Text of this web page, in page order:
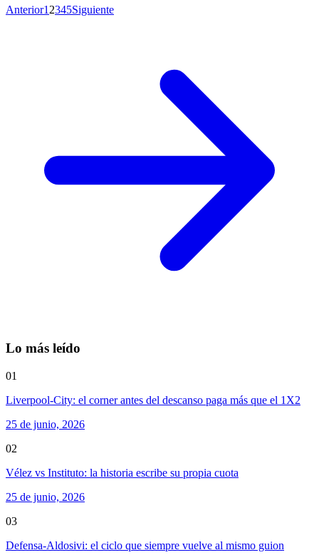
Anterior1 2345Siguiente
Lo más leído
01
Liverpool-City: el corner antes del descanso paga más que el 1X2
25 de junio, 2026
02
Vélez vs Instituto: la historia escribe su propia cuota
25 de junio, 2026
03
Defensa-Aldosivi: el ciclo que siempre vuelve al mismo guion